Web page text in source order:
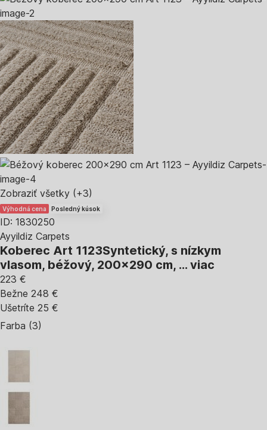
Zobraziť všetky (+3)
Výhodná cena Posledný kúsok
ID: 1830250
Ayyildiz Carpets
Koberec Art 1123Syntetický, s nízkym
vlasom, béžový, 200x290 cm, … viac
223 €
Bežne 248 €
Ušetríte 25 €
Farba (3)